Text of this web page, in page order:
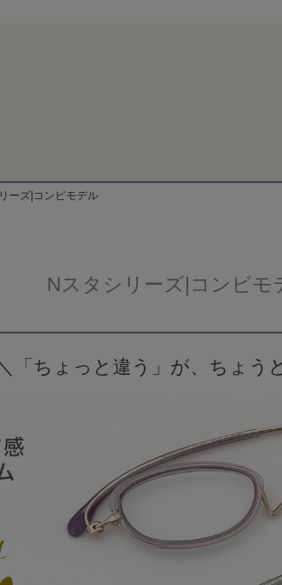
ーズ|コンビモデル
Nスタシリーズ|コンビモ
「ちょっと違う」が、ちょう